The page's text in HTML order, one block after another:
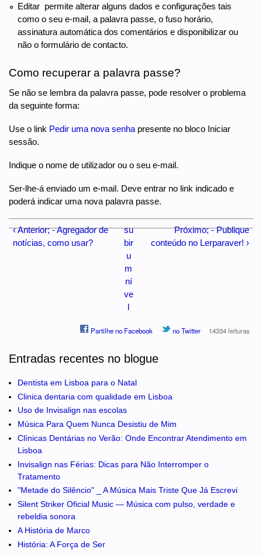
Editar  permite alterar alguns dados e configurações tais
como o seu e-mail, a palavra passe, o fuso horário,
assinatura automática dos comentários e disponibilizar ou
não o formulário de contacto.
Como recuperar a palavra passe?
Se não se lembra da palavra passe, pode resolver o problema
da seguinte forma:
Use o link Pedir uma nova senhapresente no bloco Iniciar
sessão.
Indique o nome de utilizador ou o seu e-mail.
Ser-lhe-á enviado um e-mail. Deve entrar no link indicado e
poderá indicar uma nova palavra passe.
‹ Anterior; - Agregador de
notícias, como usar?
su
bir
u
m
ní
ve
l
Próximo; - Publique
conteúdo no Lerparaver! ›
Partilhe no Facebook no Twitter 14334 leituras
Entradas recentes no blogue
Dentista em Lisboa para o Natal
Clinica dentaria com qualidade em Lisboa
Uso de Invisalign nas escolas
Música Para Quem Nunca Desistiu de Mim
Clínicas Dentárias no Verão: Onde Encontrar Atendimento em
Lisboa
Invisalign nas Férias: Dicas para Não Interromper o
Tratamento
"Metade do Silêncio" _ A Música Mais Triste Que Já Escrevi
Silent Striker Oficial Music — Música com pulso, verdade e
rebeldia sonora
A História de Marco
História: A Força de Ser